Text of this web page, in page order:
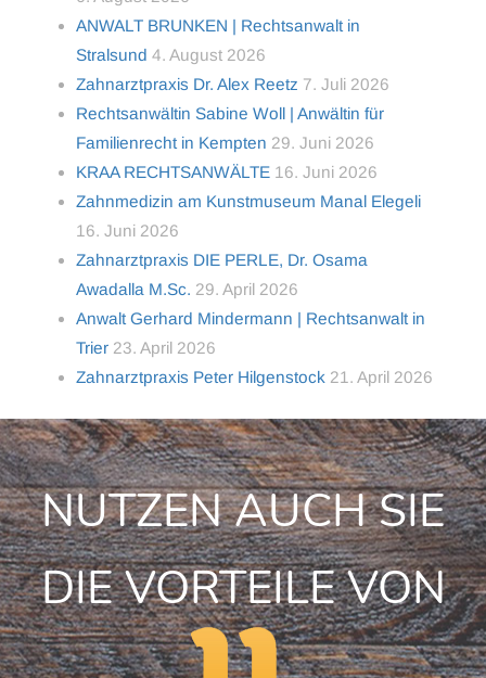
ANWALT BRUNKEN | Rechtsanwalt in
Stralsund 4. August 2026
Zahnarztpraxis Dr. Alex Reetz 7. Juli 2026
Rechtsanwältin Sabine Woll | Anwältin für
Familienrecht in Kempten 29. Juni 2026
KRAA RECHTSANWÄLTE 16. Juni 2026
Zahnmedizin am Kunstmuseum Manal Elegeli
16. Juni 2026
Zahnarztpraxis DIE PERLE, Dr. Osama
Awadalla M.Sc. 29. April 2026
Anwalt Gerhard Mindermann | Rechtsanwalt in
Trier 23. April 2026
Zahnarztpraxis Peter Hilgenstock 21. April 2026
NUTZEN AUCH SIE
DIE VORTEILE VON